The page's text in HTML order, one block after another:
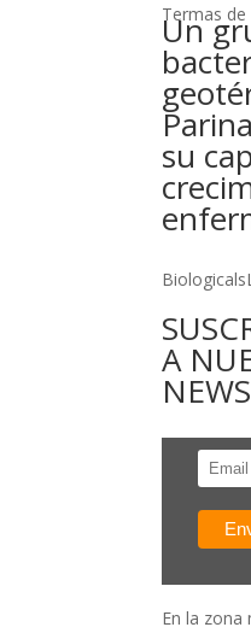
Termas
Un
su
A
En la zona